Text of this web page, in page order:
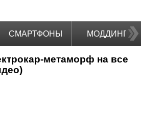
СМАРТФОНЫ МОДДИНГ
метаморф на все